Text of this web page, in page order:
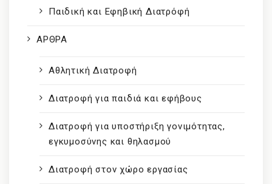
Παιδική και Εφηβική Διατρόφή
ΑΡΘΡΑ
Αθλητική Διατροφή
Διατροφή για παιδιά και εφήβους
Διατροφή για υποστήριξη γονιμότητας,
εγκυμοσύνης και θηλασμού
Διατροφή στον χώρο εργασίας